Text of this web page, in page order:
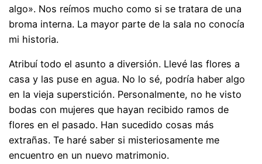
algo». Nos reímos mucho como si se tratara de una
broma interna. La mayor parte de la sala no conocía
mi historia.
Atribuí todo el asunto a diversión. Llevé las flores a
casa y las puse en agua. No lo sé, podría haber algo
en la vieja superstición. Personalmente, no he visto
bodas con mujeres que hayan recibido ramos de
flores en el pasado. Han sucedido cosas más
extrañas. Te haré saber si misteriosamente me
encuentro en un nuevo matrimonio.